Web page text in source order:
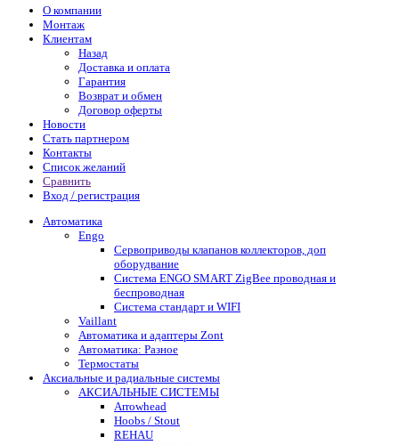
О компании
Монтаж
Клиентам
Назад
Доставка и оплата
Гарантия
Возврат и обмен
Договор оферты
Новости
Стать партнером
Контакты
Список желаний
Сравнить
Вход / регистрация
Автоматика
Engo
Сервоприводы клапанов коллекторов, доп
оборудвание
Система ENGO SMART ZigBee проводная и
беспроводная
Система стандарт и WIFI
Vaillant
Автоматика и адаптеры Zont
Автоматика: Разное
Термостаты
Аксиальные и радиальные системы
АКСИАЛЬНЫЕ СИСТЕМЫ
Arrowhead
Hoobs / Stout
REHAU